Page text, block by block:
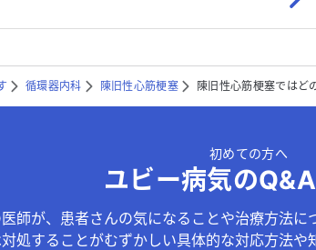
循環器内科 陳旧性心筋梗塞 陳旧性心筋梗塞ではど
初めての方へ
ユビー病気の
師が、患者さんの気になることや治療方法に
処することがむずかしい具体的な対応方法や